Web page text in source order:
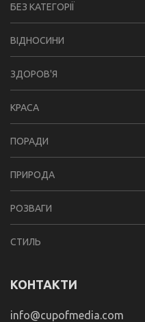
БЕЗ КАТЕГОРІЇ
ВІДНОСИНИ
ЗДОРОВ'Я
КРАСА
ПОРАДИ
ПРИРОДА
РОЗВАГИ
СТИЛЬ
КОНТАКТИ
info@cupofmedia.com